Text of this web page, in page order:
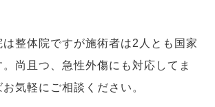
整体院ですが施術者は2人とも国家
尚且つ、急性外傷にも対応してま
気軽にご相談ください。